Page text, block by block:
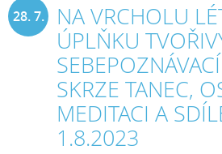
28. 7.
NA VRCHOLU
ÚPLŇKU
SKRZE TANEC,
MEDITACI A
1.8.2023